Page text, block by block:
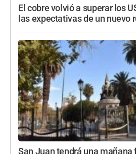
El cobre volvió a superar los
las expectativas de un nuevo
San Juan tendrá una mañana